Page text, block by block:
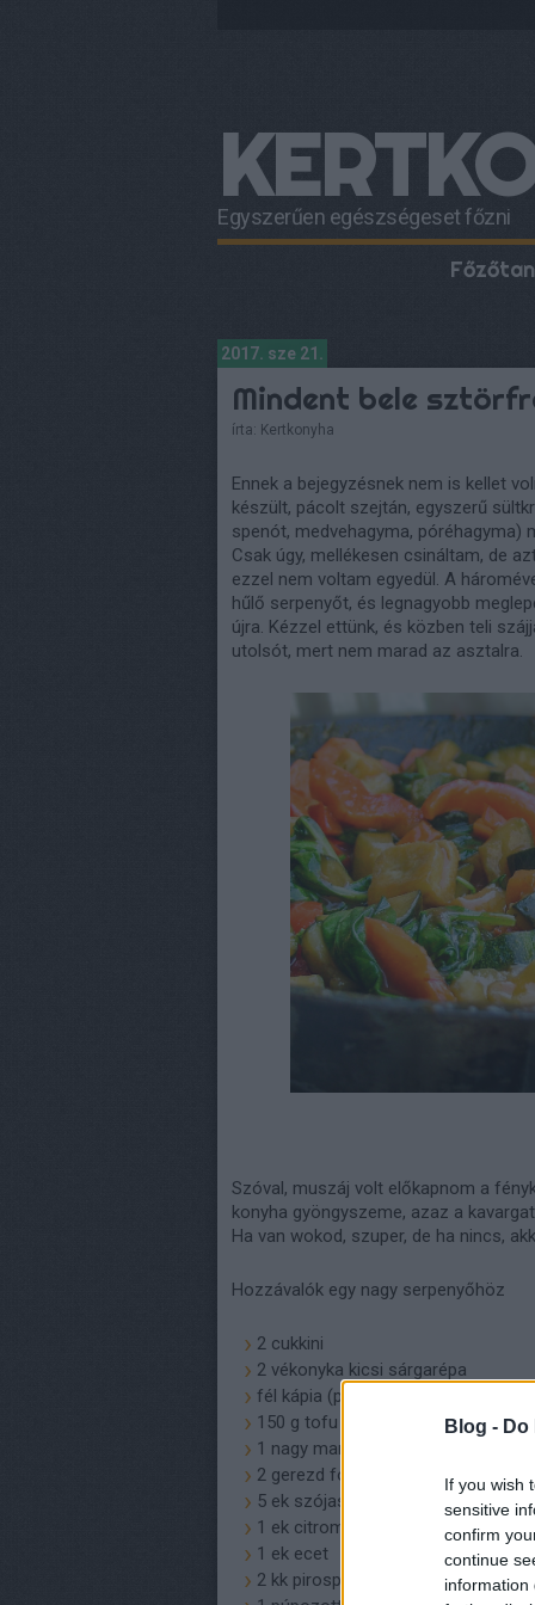
Blog -
If you wish
sensitive
confirm
continue
information
Egyszerűen egészségeset főzni
2017. sze 21.
Mindent bele
írta: Kertkonyha
Ennek a bejegyzésnek nem is kellet
készült, pácolt szejtán, egyszerű
spenót, medvehagyma, póréhagyma)
Csak úgy, mellékesen csináltam, de
ezzel nem voltam egyedül. A
hűlő serpenyőt, és legnagyobb
újra. Kézzel ettünk, és közben teli
utolsót, mert nem marad az asztalra.
Szóval, muszáj volt előkapnom a
konyha gyöngyszeme, azaz a
Ha van wokod, szuper, de ha nincs,
Hozzávalók egy nagy serpenyőhöz
2 cukkini
2 vékonyka kicsi sárgarépa
fél kápia (piros kaliforniai) paprika
150 g tofu
1 nagy marék friss spenótlevél
2 gerezd fokhagyma
5 ek szójaszósz
1 ek citromlé
1 ek ecet
2 kk pirospaprika